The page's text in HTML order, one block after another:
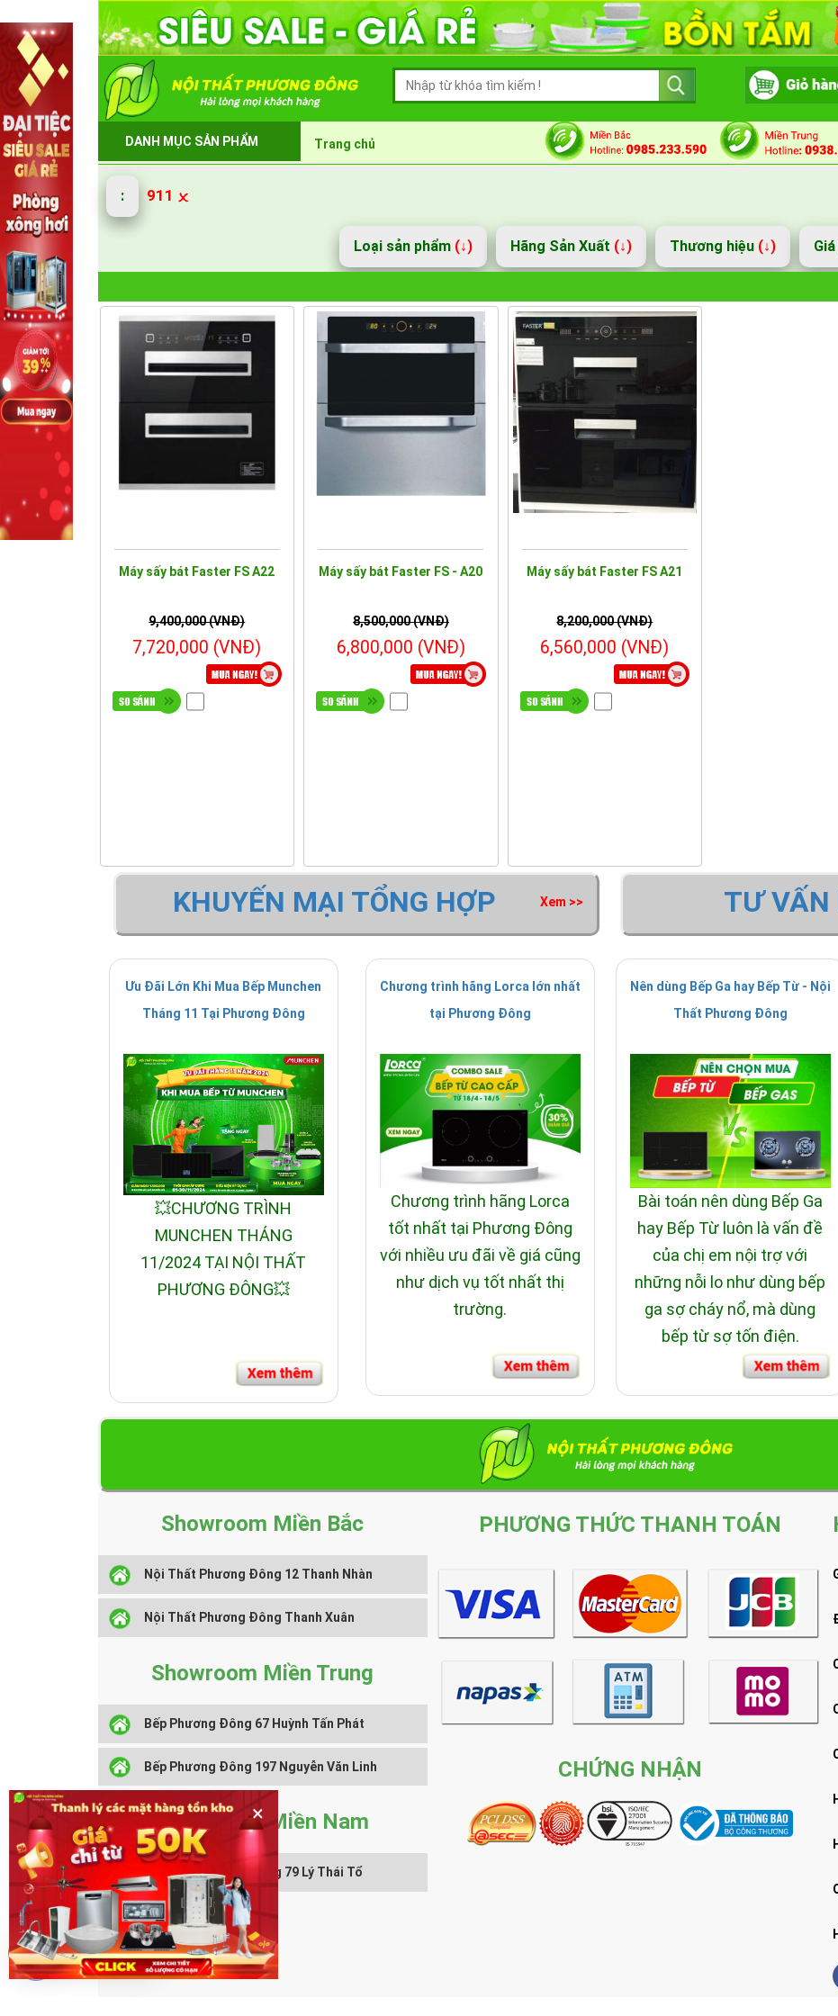
DANH MỤC SẢN PHẨM Trang chủ
: 911
Loại sản phẩm (↓) Hãng Sản Xuất (↓) Thương hiệu (↓) Giá
Máy sấy bát Faster FS A22
9,400,000 (VNĐ)
7,720,000 (VNĐ)
Máy sấy bát Faster FS - A20
8,500,000 (VNĐ)
6,800,000 (VNĐ)
Máy sấy bát Faster FS A21
8,200,000 (VNĐ)
6,560,000 (VNĐ)
KHUYẾN MẠI TỔNG HỢP Xem >>
Ưu Đãi Lớn Khi Mua Bếp Munchen
Tháng 11 Tại Phương Đông
💥CHƯƠNG TRÌNH
MUNCHEN THÁNG
11/2024 TẠI NỘI THẤT
PHƯƠNG ĐÔNG💥
Chương trình hãng Lorca lớn nhất
tại Phương Đông
Chương trình hãng Lorca
tốt nhất tại Phương Đông
với nhiều ưu đãi về giá cũng
như dịch vụ tốt nhất thị
trường.
TƯ VẤN
Nên dùng Bếp Ga hay Bếp Từ - Nội
Thất Phương Đông
Bài toán nên dùng Bếp Ga
hay Bếp Từ luôn là vấn đề
của chị em nội trợ với
những nỗi lo như dùng bếp
ga sợ cháy nổ, mà dùng
bếp từ sợ tốn điện.
Showroom Miền Bắc
Nội Thất Phương Đông 12 Thanh Nhàn
Nội Thất Phương Đông Thanh Xuân
Showroom Miền Trung
Bếp Phương Đông 67 Huỳnh Tấn Phát
Bếp Phương Đông 197 Nguyễn Văn Linh
Showroom Miền Nam
Nội Thất Phương Đông 79 Lý Thái Tổ
PHƯƠNG THỨC THANH TOÁN
CHỨNG NHẬN
Một khách hàng vừa đặt muaMáy xông hơi Amazon AR-90 kw
Chat hỗ trợ
×